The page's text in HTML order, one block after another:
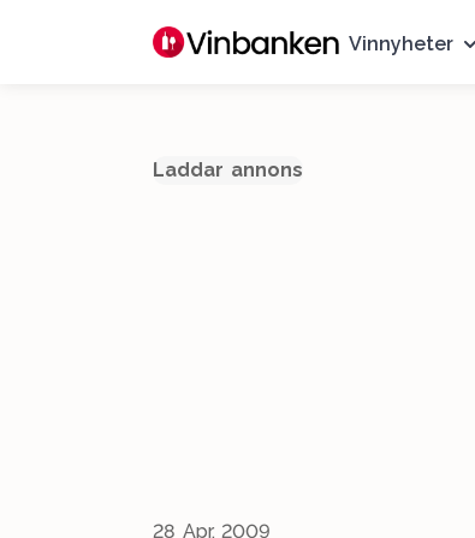
Vinnyheter
Laddar annons
28 Apr, 2009